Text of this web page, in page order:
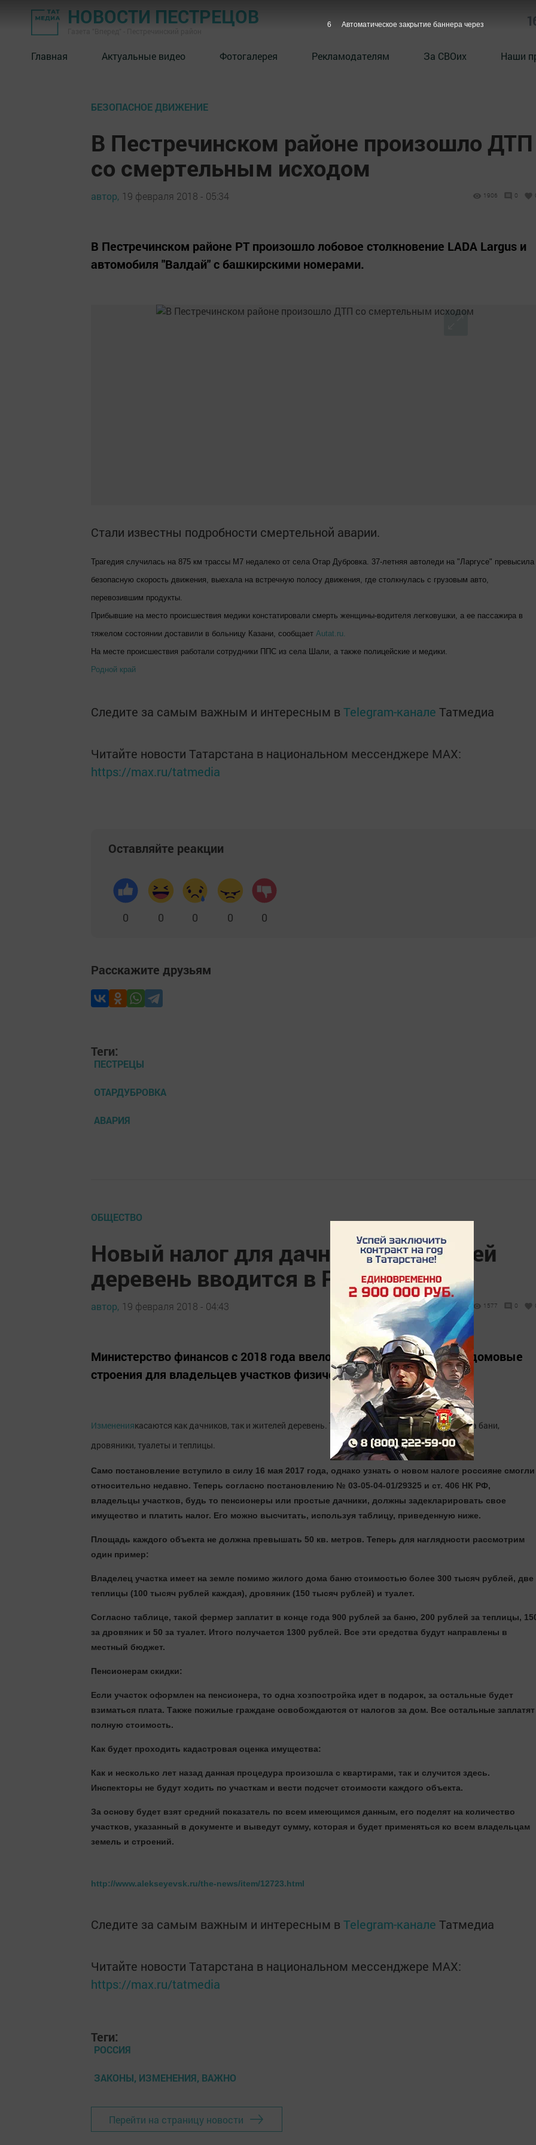
НОВОСТИ ПЕСТРЕЦОВ
Главная Актуальные видео Фотогалерея Рекламодателям За СВОих Наши
БЕЗОПАСНОЕ ДВИЖЕНИЕ
В Пестречинском районе произошло ДТП
со смертельным исходом
автор, 19 февраля 2018 - 05:34 1906 0
В Пестречинском районе РТ произошло лобовое столкновение LADA Largus и
автомобиля "Валдай" с башкирскими номерами.
Стали известны подробности смертельной аварии.
Трагедия случилась на 875 км трассы М7 недалеко от села Отар Дубровка. 37-летняя автоледи на "Ларгусе" превысила
безопасную скорость движения, выехала на встречную полосу движения, где столкнулась с грузовым авто,
перевозившим продукты.
Прибывшие на место происшествия медики констатировали смерть женщины-водителя легковушки, а ее пассажира в
тяжелом состоянии доставили в больницу Казани, сообщает Autat.ru.
На месте происшествия работали сотрудники ППС из села Шали, а также полицейские и медики.
Родной край
Следите за самым важным и интересным в Telegram-канале Татмедиа
Читайте новости Татарстана в национальном мессенджере MАХ:
https://max.ru/tatmedia
Оставляйте реакции
0 0 0 0 0
Расскажите друзьям
Теги:
ПЕСТРЕЦЫ
ОТАРДУБРОВКА
АВАРИЯ
ОБЩЕСТВО
Новый налог для дачников и жителей
деревень вводится в России
автор, 19 февраля 2018 - 04:43 1577 0
Министерство финансов с 2018 года ввело косвенный налог на придомовые
строения для владельцев участков физических лиц.
Изменениякасаются как дачников, так и жителей деревень. Теперь гражданин обязан платить за бани,
дровяники, туалеты и теплицы.
Само постановление вступило в силу 16 мая 2017 года, однако узнать о новом налоге россияне смогли
относительно недавно. Теперь согласно постановлению № 03-05-04-01/29325 и ст. 406 НК РФ,
владельцы участков, будь то пенсионеры или простые дачники, должны задекларировать свое
имущество и платить налог. Его можно высчитать, используя таблицу, приведенную ниже.
Площадь каждого объекта не должна превышать 50 кв. метров. Теперь для наглядности рассмотрим
один пример:
Владелец участка имеет на земле помимо жилого дома баню стоимостью более 300 тысяч рублей, две
теплицы (100 тысяч рублей каждая), дровяник (150 тысяч рублей) и туалет.
Согласно таблице, такой фермер заплатит в конце года 900 рублей за баню, 200 рублей за теплицы,
за дровяник и 50 за туалет. Итого получается 1300 рублей. Все эти средства будут направлены в
местный бюджет.
Пенсионерам скидки:
Если участок оформлен на пенсионера, то одна хозпостройка идет в подарок, за остальные будет
взиматься плата. Также пожилые граждане освобождаются от налогов за дом. Все остальные заплатят
полную стоимость.
Как будет проходить кадастровая оценка имущества:
Как и несколько лет назад данная процедура произошла с квартирами, так и случится здесь.
Инспекторы не будут ходить по участкам и вести подсчет стоимости каждого объекта.
За основу будет взят средний показатель по всем имеющимся данным, его поделят на количество
участков, указанный в документе и выведут сумму, которая и будет применяться ко всем владельцам
земель и строений.
http://www.alekseyevsk.ru/the-news/item/12723.html
Следите за самым важным и интересным в Telegram-канале Татмедиа
Читайте новости Татарстана в национальном мессенджере MАХ:
https://max.ru/tatmedia
Теги:
РОССИЯ
ЗАКОНЫ, ИЗМЕНЕНИЯ, ВАЖНО
Перейти на страницу новости
5 Автоматическое закрытие баннера через